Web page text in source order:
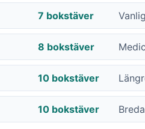
7 bokstäver
8 bokstäver
10 bokstäver
10 bokstäver